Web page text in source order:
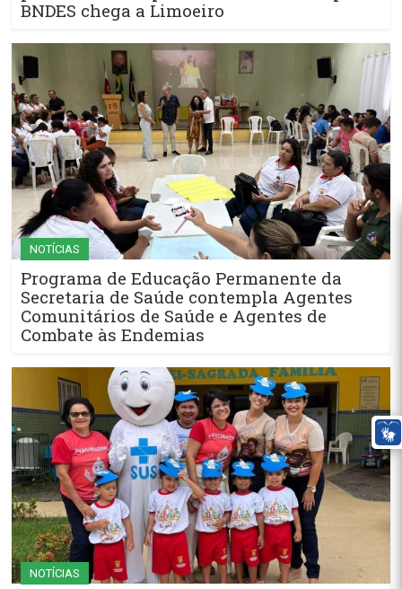
BNDES chega a Limoeiro
NOTÍCIAS
Programa de Educação Permanente da
Secretaria de Saúde contempla Agentes
Comunitários de Saúde e Agentes de
Combate às Endemias
NOTÍCIAS